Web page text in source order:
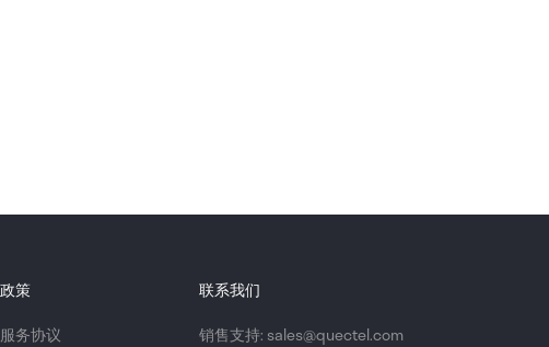
政策
服务协议
联系我们
销售支持: sales@quectel.com